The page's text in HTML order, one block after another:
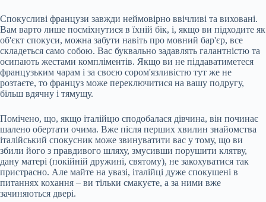
Спокусливі французи завжди неймовірно ввічливі та виховані.
Вам варто лише посміхнутися в їхній бік, і, якщо ви підходите як
об'єкт спокуси, можна забути навіть про мовний бар'єр, все
складеться само собою. Вас буквально задавлять галантністю та
осипають жестами компліментів. Якщо ви не піддаватиметеся
французьким чарам і за своєю сором'язливістю тут же не
розтаєте, то француз може переключитися на вашу подругу,
більш вдячну і тямущу.
Помічено, що, якщо італійцю сподобалася дівчина, він починає
шалено обертати очима. Вже після перших хвилин знайомства
італійський спокусник може звинуватити вас у тому, що ви
збили його з правдивого шляху, змусивши порушити клятву,
дану матері (покійній дружині, святому), не закохуватися так
пристрасно. Але майте на увазі, італійці дуже спокушені в
питаннях кохання – ви тільки смакуєте, а за ними вже
зачиняються двері.